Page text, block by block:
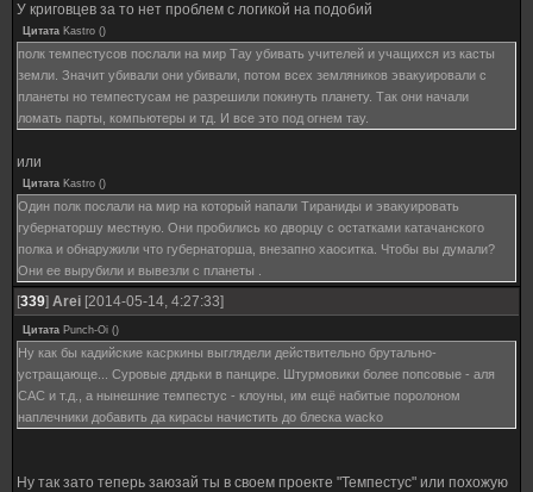
У криговцев за то нет проблем с логикой на подобий
Цитата Kastro ()
полк темпестусов послали на мир Тау убивать учителей и учащихся из касты
земли. Значит убивали они убивали, потом всех земляников эвакуировали с
планеты но темпестусам не разрешили покинуть планету. Так они начали
ломать парты, компьютеры и тд. И все это под огнем тау.
или
Цитата Kastro ()
Один полк послали на мир на который напали Тираниды и эвакуировать
губернаторшу местную. Они пробились ко дворцу с остатками катачанского
полка и обнаружили что губернаторша, внезапно хаоситка. Чтобы вы думали?
Они ее вырубили и вывезли с планеты .
[339] Arei [2014-05-14, 4:27:33]
Цитата Punch-Oi ()
Ну как бы кадийские касркины выглядели действительно брутально-
устращающе... Суровые дядьки в панцире. Штурмовики более попсовые - аля
САС и т.д., а нынешние темпестус - клоуны, им ещё набитые поролоном
наплечники добавить да кирасы начистить до блеска wacko
Ну так зато теперь заюзай ты в своем проекте "Темпестус" или похожую